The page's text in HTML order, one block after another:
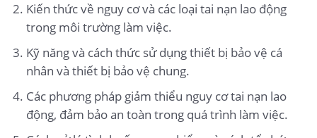
Kiến thức về nguy cơ và các loại tai nạn lao động
trong môi trường làm việc.
Kỹ năng và cách thức sử dụng thiết bị bảo vệ cá
nhân và thiết bị bảo vệ chung.
Các phương pháp giảm thiểu nguy cơ tai nạn lao
động, đảm bảo an toàn trong quá trình làm việc.